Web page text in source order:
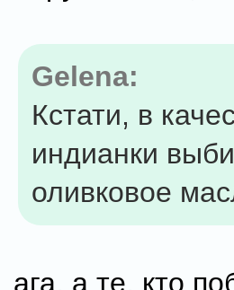
Gelena:
Кстати, в
индианки
оливковое
ага, а те, кто